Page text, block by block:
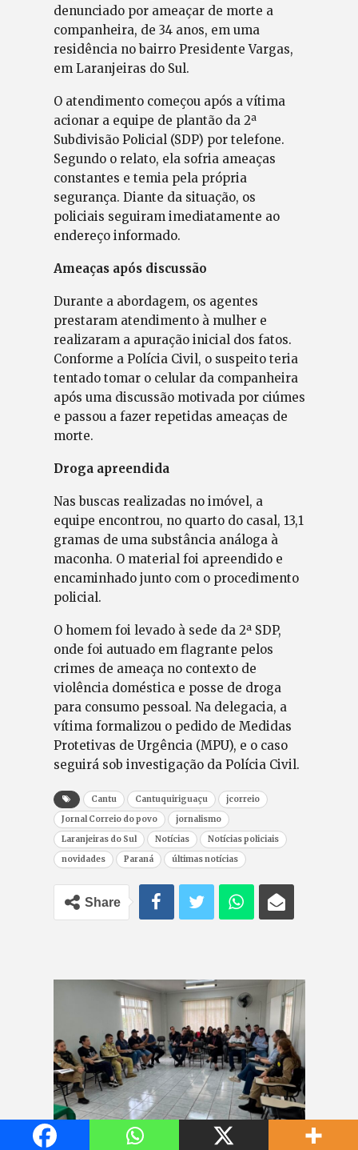
denunciado por ameaçar de morte a
companheira, de 34 anos, em uma
residência no bairro Presidente Vargas,
em Laranjeiras do Sul.
O atendimento começou após a vítima
acionar a equipe de plantão da 2ª
Subdivisão Policial (SDP) por telefone.
Segundo o relato, ela sofria ameaças
constantes e temia pela própria
segurança. Diante da situação, os
policiais seguiram imediatamente ao
endereço informado.
Ameaças após discussão
Durante a abordagem, os agentes
prestaram atendimento à mulher e
realizaram a apuração inicial dos fatos.
Conforme a Polícia Civil, o suspeito teria
tentado tomar o celular da companheira
após uma discussão motivada por ciúmes
e passou a fazer repetidas ameaças de
morte.
Droga apreendida
Nas buscas realizadas no imóvel, a
equipe encontrou, no quarto do casal, 13,1
gramas de uma substância análoga à
maconha. O material foi apreendido e
encaminhado junto com o procedimento
policial.
O homem foi levado à sede da 2ª SDP,
onde foi autuado em flagrante pelos
crimes de ameaça no contexto de
violência doméstica e posse de droga
para consumo pessoal. Na delegacia, a
vítima formalizou o pedido de Medidas
Protetivas de Urgência (MPU), e o caso
seguirá sob investigação da Polícia Civil.
Cantu Cantuquiriguaçu
jcorreio
Jornal Correio do povo
jornalismo
Laranjeiras do Sul
Notícias
Notícias policiais
novidades
Paraná últimas notícias
Share
Assembleia reuniu forças de segurança,